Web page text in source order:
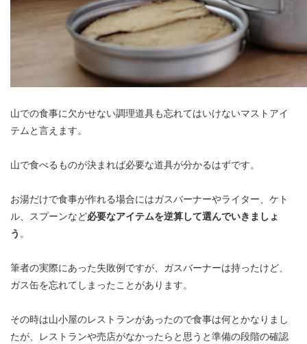
山での食事に欠かせない調理道具も忘れてはいけないマストアイ
テムと言えます。
山で食べるものが決まれば必要な道具が分かるはずです。
お湯だけで食事が作れる場合にはガスバーナーやライター、ケト
ル、スプーンなど必要なアイテムを逆算して選んでいきましょ
う 。
筆者の実際にあった失敗例ですが、ガスバーナーは持ったけど、
ガス缶を忘れてしまったことがあります。
その時は山小屋のレストランがあったので食事は何とかなりまし
たが、レストランや売店がなかったらと思うと準備の段階の確認